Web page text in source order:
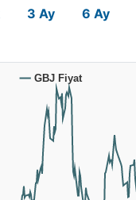
3 Ay 6 Ay